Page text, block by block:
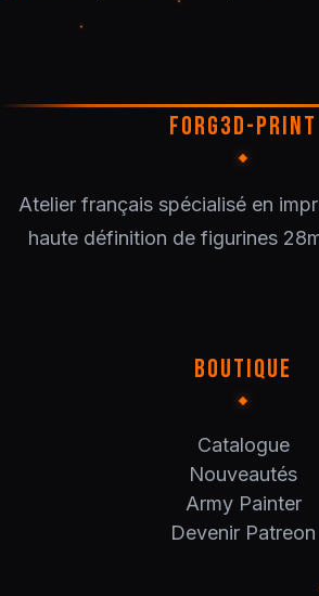
FORG3D-PRINT
Atelier français spécialisé en
haute définition de figurines
BOUTIQUE
Catalogue
Nouveautés
Army Painter
Devenir Patreon